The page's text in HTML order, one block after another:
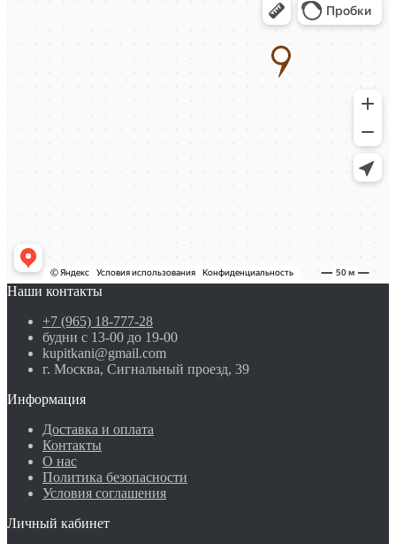
Наши контакты
+7 (965) 18-777-28
будни с 13-00 до 19-00
kupitkani@gmail.com
г. Москва, Сигнальный проезд, 39
Информация
Доставка и оплата
Контакты
О нас
Политика безопасности
Условия соглашения
Личный кабинет